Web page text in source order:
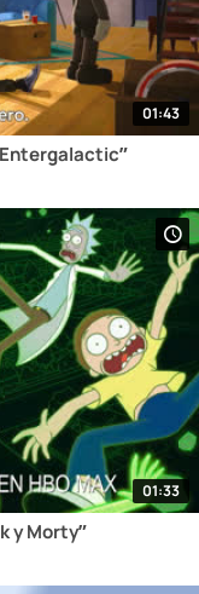
01:43
01:33
y Morty”